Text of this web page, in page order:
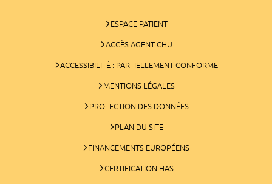
ESPACE PATIENT
ACCÈS AGENT CHU
ACCESSIBILITÉ : PARTIELLEMENT CONFORME
MENTIONS LÉGALES
PROTECTION DES DONNÉES
PLAN DU SITE
FINANCEMENTS EUROPÉENS
CERTIFICATION HAS